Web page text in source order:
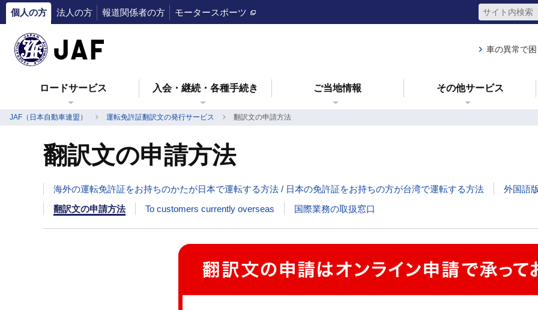
個人の方 法人の方 報道関係者の方 モータースポーツ
車の異常で
ロードサービス 入会・継続・各種手続き ご当地情報 その他サービス
JAF（日本自動車連盟） 運転免許証翻訳文の発行サービス 翻訳文の申請方法
翻訳文の申請方法
海外の運転免許証をお持ちのかたが日本で運転する方法 / 日本の免許証をお持ちの方が台湾で運転する方法
外国語
翻訳文の申請方法
To customers currently overseas 国際業務の取扱窓口